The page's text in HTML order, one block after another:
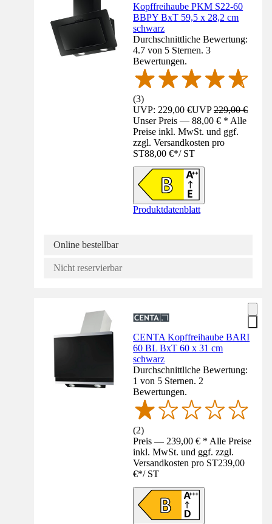
Kopffreihaube PKM S22-60
BBPY BxT 59,5 x 28,2 cm
schwarz
Durchschnittliche Bewertung:
4.7 von 5 Sternen. 3
Bewertungen.
(3)
UVP: 229,00 €UVP229,00 €
Unser Preis — 88,00 € * Alle
Preise inkl. MwSt. und ggf.
zzgl. Versandkosten pro
ST88,00 €*/ ST
Produktdatenblatt
Online bestellbar
Nicht reservierbar
CENTA Kopffreihaube BARI
60 BL BxT 60 x 31 cm
schwarz
Durchschnittliche Bewertung:
1 von 5 Sternen. 2
Bewertungen.
(2)
Preis — 239,00 € * Alle Preise
inkl. MwSt. und ggf. zzgl.
Versandkosten pro ST239,00
€*/ ST